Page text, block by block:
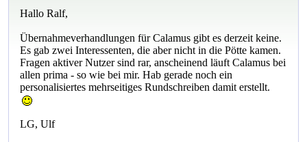
Hallo Ralf,
Übernahmeverhandlungen für Calamus gibt es derzeit keine.
Es gab zwei Interessenten, die aber nicht in die Pötte kamen.
Fragen aktiver Nutzer sind rar, anscheinend läuft Calamus bei
allen prima - so wie bei mir. Hab gerade noch ein
personalisiertes mehrseitiges Rundschreiben damit erstellt.
LG, Ulf